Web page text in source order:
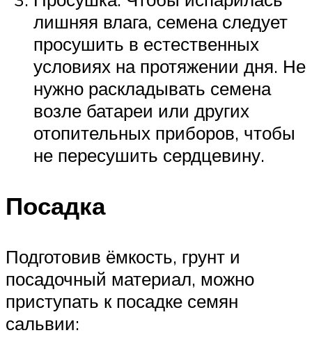
лишняя влага, семена следует
просушить в естественных
условиях на протяжении дня. Не
нужно раскладывать семена
возле батареи или других
отопительных приборов, чтобы
не пересушить сердцевину.
Посадка
Подготовив ёмкость, грунт и
посадочный материал, можно
приступать к посадке семян
сальвии: